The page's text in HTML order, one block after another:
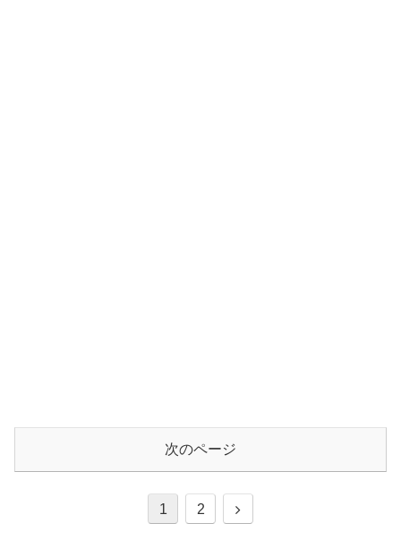
次のページ
1 2